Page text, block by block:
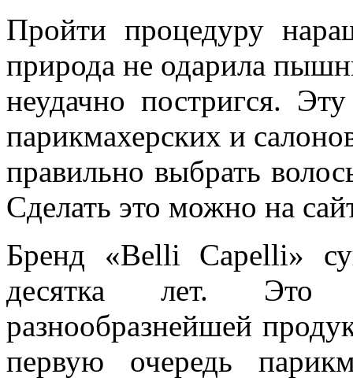
Пройти процедуру
природа не одарила
неудачно постригся.
парикмахерских и
правильно выбрать
Сделать это можно на
Бренд «Belli Capelli»
десятка лет. Это
разнообразнейшей
первую очередь